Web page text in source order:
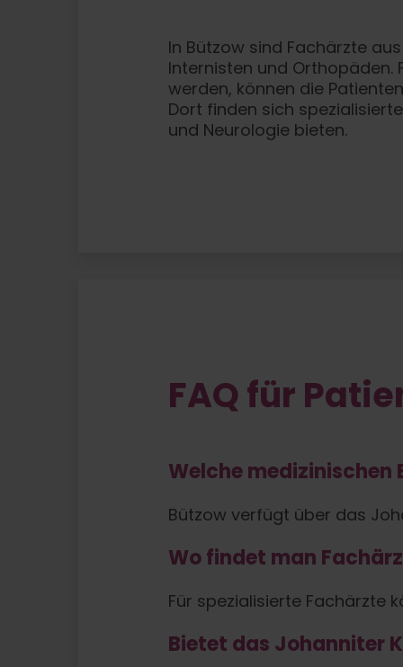
In Bützow sind Fachärzte
Internisten und Orthopäden.
werden, können die
Dort finden sich
und Neurologie bieten.
FAQ für
Welche medizinischen
Bützow verfügt über das
Wo findet man
Für spezialisierte Fachärzte
Bietet das Johanniter